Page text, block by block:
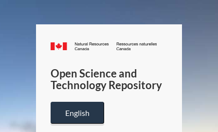
Canada.ca
/
Canada
Open Science and
Technology Repository
English